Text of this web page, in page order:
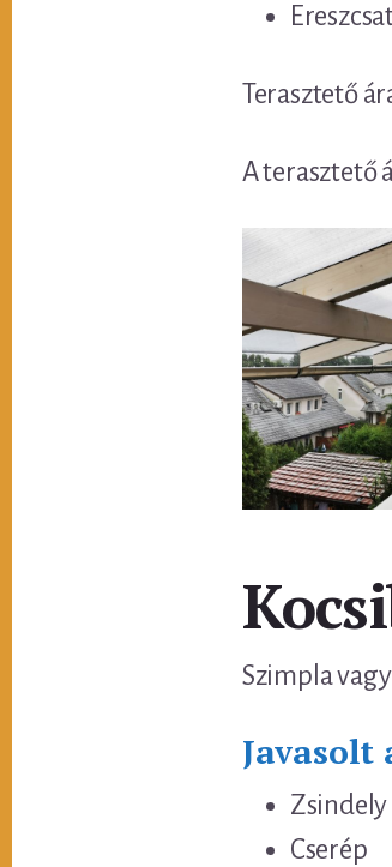
Terasztető
A terasztető
Szimpla
Javasolt
Zsindely
Cserép